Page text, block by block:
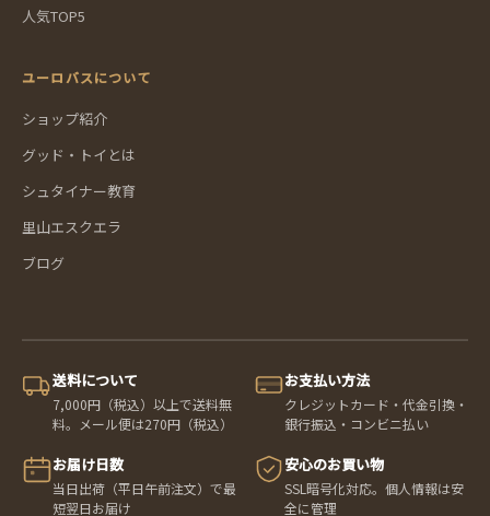
人気TOP5
ユーロバスについて
ショップ紹介
グッド・トイとは
シュタイナー教育
里山エスクエラ
ブログ
送料について
7,000円（税込）以上で送料無
料。メール便は270円（税込）
お支払い方法
クレジットカード・代金引換・
銀行振込・コンビニ払い
お届け日数
当日出荷（平日午前注文）で最
短翌日お届け
安心のお買い物
SSL暗号化対応。個人情報は安
全に管理